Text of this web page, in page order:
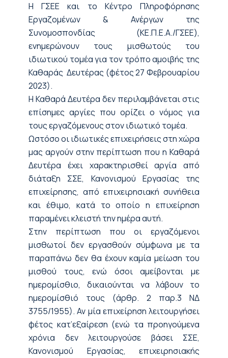
H ΓΣΕΕ και το Κέντρο Πληροφόρησης
Εργαζομένων & Ανέργων της
Συνομοσπονδίας (ΚΕ.Π.Ε.Α./ΓΣΕΕ),
ενημερώνουν τους μισθωτούς του
ιδιωτικού τομέα για τον τρόπο αμοιβής της
Καθαράς Δευτέρας (φέτος 27 Φεβρουαρίου
2023).
Η Καθαρά Δευτέρα δεν περιλαμβάνεται στις
επίσημες αργίες που ορίζει ο νόμος για
τους εργαζόμενους στον ιδιωτικό τομέα.
Ωστόσο οι ιδιωτικές επιχειρήσεις στη χώρα
μας αργούν στην περίπτωση που η Καθαρά
Δευτέρα έχει χαρακτηρισθεί αργία από
διάταξη ΣΣΕ, Κανονισμού Εργασίας της
επιχείρησης, από επιχειρησιακή συνήθεια
και έθιμο, κατά το οποίο η επιχείρηση
παραμένει κλειστή την ημέρα αυτή.
Στην περίπτωση που οι εργαζόμενοι
μισθωτοί δεν εργασθούν σύμφωνα με τα
παραπάνω δεν θα έχουν καμία μείωση του
μισθού τους, ενώ όσοι αμείβονται με
ημερομίσθιο, δικαιούνται να λάβουν το
ημερομίσθιό τους (άρθρ. 2 παρ.3 ΝΔ
3755/1955). Αν μία επιχείρηση λειτουργήσει
φέτος κατ’εξαίρεση (ενώ τα προηγούμενα
χρόνια δεν λειτουργούσε βάσει ΣΣΕ,
Κανονισμού Εργασίας, επιχειρησιακής